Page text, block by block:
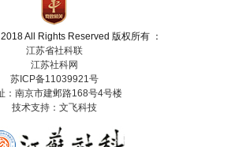
All Rights Reserved 版权所有 ：
江苏省社科联
江苏社科网
苏ICP备11039921号
：南京市建邺路168号4号楼
技术支持：文飞科技